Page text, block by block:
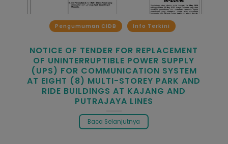
Pengumuman CIDB Info Terkini
NOTICE OF TENDER FOR REPLACEMENT
OF UNINTERRUPTIBLE POWER SUPPLY
(UPS) FOR COMMUNICATION SYSTEM
AT EIGHT (8) MULTI-STOREY PARK AND
RIDE BUILDINGS AT KAJANG AND
PUTRAJAYA LINES
Baca Selanjutnya